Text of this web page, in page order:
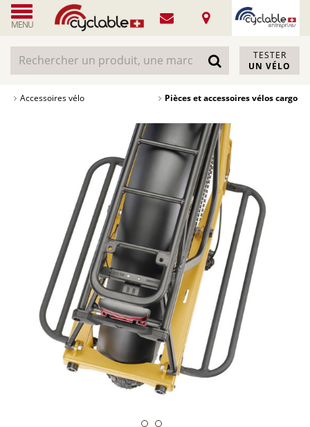
MENU
TESTER
UN VÉLO
Accessoires vélo Pièces et accessoires vélos cargo